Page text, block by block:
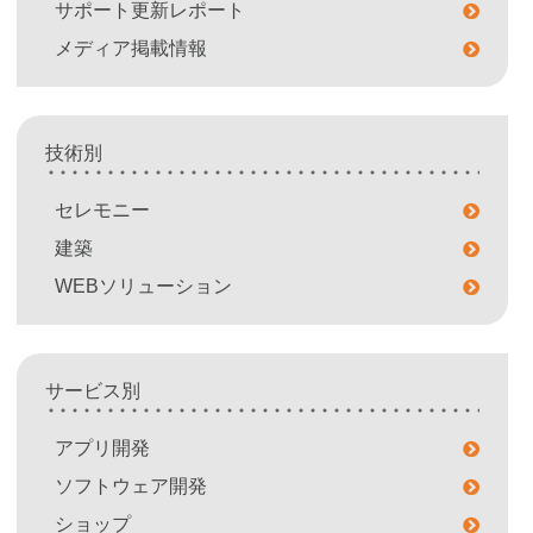
サポート更新レポート
メディア掲載情報
技術別
セレモニー
建築
WEBソリューション
サービス別
アプリ開発
ソフトウェア開発
ショップ